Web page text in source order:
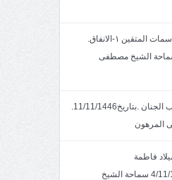
خطبة الجمعة بعنوان: سمات المتقين ١-الانفاق.
12/1446. سماحة الشيخ مصطفى
خطبة الجمعة: ميلاد باب الجنان .بتاريخ11/11/1446.
المرهون
فاطمة
المعصومه.بتاريخ4/11/1446 سماحة الشيخ